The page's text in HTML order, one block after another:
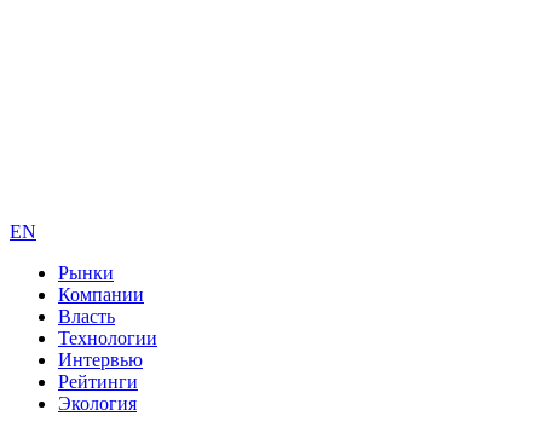
EN
Рынки
Компании
Власть
Технологии
Интервью
Рейтинги
Экология